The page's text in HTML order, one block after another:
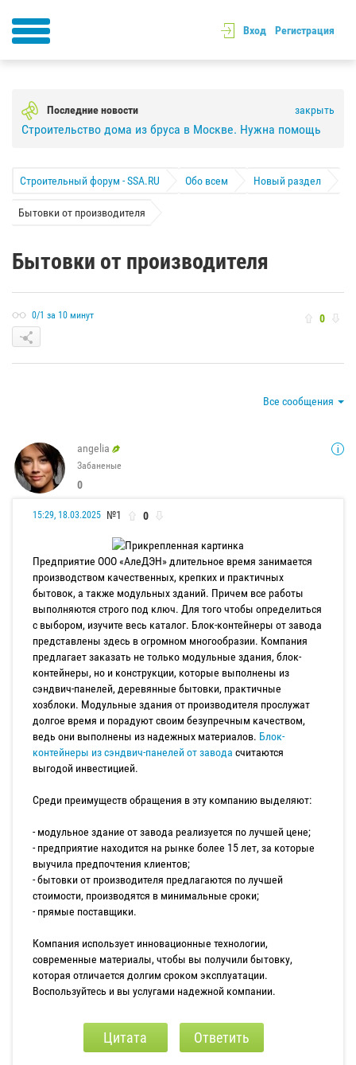
Вход Регистрация
Последние новости закрыть
Строительство дома из бруса в Москве. Нужна помощь
Строительный форум - SSA.RU Обо всем Новый раздел
Бытовки от производителя
Бытовки от производителя
0/1 за 10 минут 0
Все сообщения
angelia
Забаненые
0
15:29, 18.03.2025 №1 0
Предприятие ООО «АлеДЭН» длительное время занимается
производством качественных, крепких и практичных
бытовок, а также модульных зданий. Причем все работы
выполняются строго под ключ. Для того чтобы определиться
с выбором, изучите весь каталог. Блок-контейнеры от завода
представлены здесь в огромном многообразии. Компания
предлагает заказать не только модульные здания, блок-
контейнеры, но и конструкции, которые выполнены из
сэндвич-панелей, деревянные бытовки, практичные
хозблоки. Модульные здания от производителя прослужат
долгое время и порадуют своим безупречным качеством,
ведь они выполнены из надежных материалов. Блок-
контейнеры из сэндвич-панелей от завода считаются
выгодой инвестицией.
Среди преимуществ обращения в эту компанию выделяют:
- модульное здание от завода реализуется по лучшей цене;
- предприятие находится на рынке более 15 лет, за которые
выучила предпочтения клиентов;
- бытовки от производителя предлагаются по лучшей
стоимости, производятся в минимальные сроки;
- прямые поставщики.
Компания использует инновационные технологии,
современные материалы, чтобы вы получили бытовку,
которая отличается долгим сроком эксплуатации.
Воспользуйтесь и вы услугами надежной компании.
Цитата Ответить